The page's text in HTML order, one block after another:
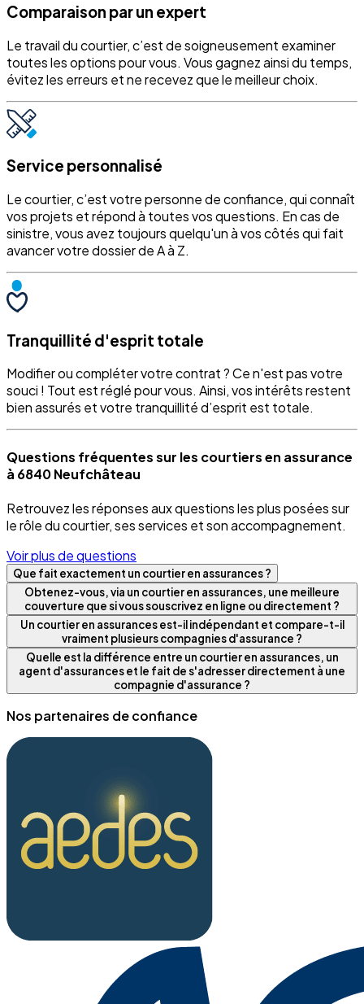
Comparaison par un expert
Le travail du courtier, c’est de soigneusement examiner
toutes les options pour vous. Vous gagnez ainsi du temps,
évitez les erreurs et ne recevez que le meilleur choix.
Service personnalisé
Le courtier, c’est votre personne de confiance, qui connaît
vos projets et répond à toutes vos questions. En cas de
sinistre, vous avez toujours quelqu'un à vos côtés qui fait
avancer votre dossier de A à Z.
Tranquillité d'esprit totale
Modifier ou compléter votre contrat ? Ce n'est pas votre
souci ! Tout est réglé pour vous. Ainsi, vos intérêts restent
bien assurés et votre tranquillité d’esprit est totale.
Questions fréquentes sur les courtiers en assurance
à 6840 Neufchâteau
Retrouvez les réponses aux questions les plus posées sur
le rôle du courtier, ses services et son accompagnement.
Voir plus de questions
Que fait exactement un courtier en assurances ?
Obtenez-vous, via un courtier en assurances, une meilleure
couverture que si vous souscrivez en ligne ou directement ?
Un courtier en assurances est-il indépendant et compare-t-il
vraiment plusieurs compagnies d'assurance ?
Quelle est la différence entre un courtier en assurances, un
agent d'assurances et le fait de s'adresser directement à une
compagnie d'assurance ?
Nos partenaires de confiance